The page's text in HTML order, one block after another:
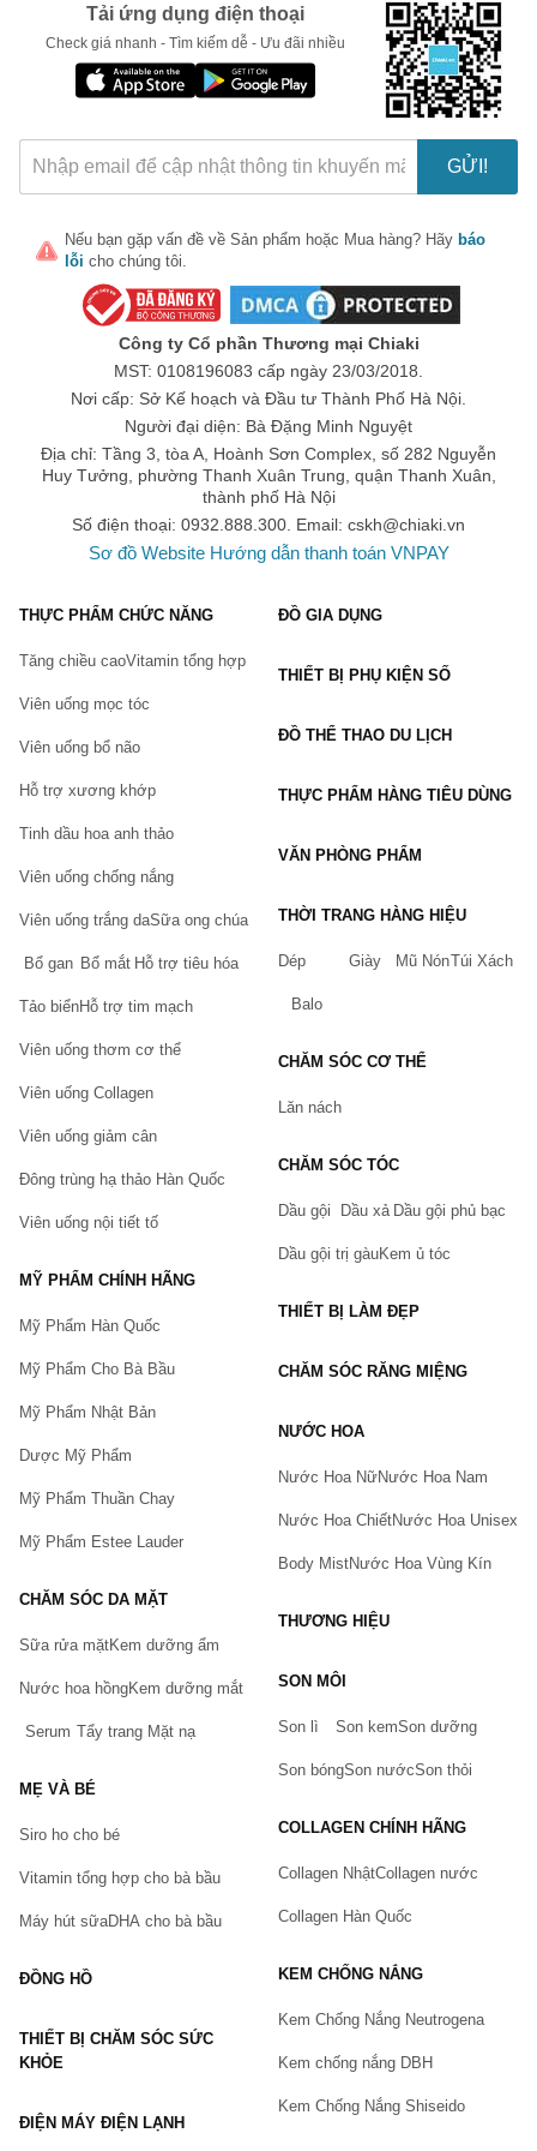
Bảo vệ men răng: Chứa các thành phần bảo vệ giúp duy trì
sức khỏe men răng, ngăn ngừa sâu răng hiệu quả.
Cách Sử Dụng Đúng Cách
Cho một lượng kem vừa đủ lên bàn chải đánh răng.
Đánh răng ít 2 lần mỗi ngày, mỗi lần khoảng 2 phút.
Nhớ súc miệng thật kỹ bằng nước sạch sau khi đánh răng
để loại bỏ ngừng hẳn dư lượng kem.
Phản Hồi Của Khách Hàng
Nhiều người dùng đã trải nghiệm và chia sẻ những phản hồi tích
“Nụ cười của tôi đã thay đổi, răng trở nên trắng sáng
hơn rõ rệt.” - Một người dùng tại Hà Nội.
“Hơi thở thơm mát suốt cả ngày, tôi rất hài lòng với sản
phẩm này!”
- Khách hàng tại TP.HCM.
Giá Cả Và Địa Chỉ Mua Hàng
hiện có mặt tại nhiều cửa hàng và trang thương mại điện tử với
tìm kiếm trên các trang web uy tín hoặc đến các siêu thị lớn.
Lời Kết
Không chỉ là một sản phẩm làm sạch, Kem Đánh Răng Crest
Complete Whitening Plus Scope còn là bạn đồng hành giúp bạn
tự tin hơn với nụ cười của mình. Hãy trải nghiệm ngay hôm nay
Tải ứng dụng điện thoại
Check giá nhanh - Tìm kiếm dễ - Ưu đãi nhiều
GỬI!
Nếu bạn gặp vấn đề về Sản phẩm hoặc Mua hàng? Hãy báo
lỗi cho chúng tôi.
Bạn gặp vấn đề về sản phẩm hay mua hàng?
Hãy báo lỗi cho chúng tôi. Hoặc gọi cho chúng tôi qua số
Vấn đề(*)
Công ty Cổ phần Thương mại Chiaki
MST: 0108196083 cấp ngày 23/03/2018.
Nơi cấp: Sở Kế hoạch và Đầu tư Thành Phố Hà Nội.
Người đại diện: Bà Đặng Minh Nguyệt
Địa chỉ: Tầng 3, tòa A, Hoành Sơn Complex, số 282 Nguyễn
Huy Tưởng, phường Thanh Xuân Trung, quận Thanh Xuân,
thành phố Hà Nội
Số điện thoại: 0932.888.300. Email: cskh@chiaki.vn
Sơ đồ Website Hướng dẫn thanh toán VNPAY
THỰC PHẨM CHỨC NĂNG
Tăng chiều caoVitamin tổng hợp
Viên uống mọc tóc
Viên uống bổ não
Hỗ trợ xương khớp
Tinh dầu hoa anh thảo
Viên uống chống nắng
Viên uống trắng daSữa ong chúa
Bổ gan Bổ mắt Hỗ trợ tiêu hóa
Tảo biểnHỗ trợ tim mạch
Viên uống thơm cơ thể
Viên uống Collagen
Viên uống giảm cân
Đông trùng hạ thảo Hàn Quốc
Viên uống nội tiết tố
MỸ PHẨM CHÍNH HÃNG
Mỹ Phẩm Hàn Quốc
Mỹ Phẩm Cho Bà Bầu
Mỹ Phẩm Nhật Bản
Dược Mỹ Phẩm
Mỹ Phẩm Thuần Chay
Mỹ Phẩm Estee Lauder
CHĂM SÓC DA MẶT
Sữa rửa mặtKem dưỡng ẩm
Nước hoa hồngKem dưỡng mắt
Serum Tẩy trang Mặt nạ
MẸ VÀ BÉ
Siro ho cho bé
Vitamin tổng hợp cho bà bầu
Máy hút sữaDHA cho bà bầu
ĐỒNG HỒ
THIẾT BỊ CHĂM SÓC SỨC
KHỎE
ĐIỆN MÁY ĐIỆN LẠNH
ĐỒ GIA DỤNG
THIẾT BỊ PHỤ KIỆN SỐ
ĐỒ THỂ THAO DU LỊCH
THỰC PHẨM HÀNG TIÊU DÙNG
VĂN PHÒNG PHẨM
THỜI TRANG HÀNG HIỆU
Dép Giày Mũ NónTúi Xách
Balo
CHĂM SÓC CƠ THỂ
Lăn nách
CHĂM SÓC TÓC
Dầu gội Dầu xả Dầu gội phủ bạc
Dầu gội trị gàuKem ủ tóc
THIẾT BỊ LÀM ĐẸP
CHĂM SÓC RĂNG MIỆNG
NƯỚC HOA
Nước Hoa NữNước Hoa Nam
Nước Hoa ChiếtNước Hoa Unisex
Body MistNước Hoa Vùng Kín
THƯƠNG HIỆU
SON MÔI
Son lì Son kemSon dưỡng
Son bóngSon nướcSon thỏi
COLLAGEN CHÍNH HÃNG
Collagen NhậtCollagen nước
Collagen Hàn Quốc
KEM CHỐNG NẮNG
Kem Chống Nắng Neutrogena
Kem chống nắng DBH
Kem Chống Nắng Shiseido